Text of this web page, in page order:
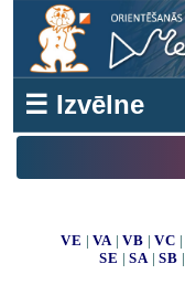
☰ Izvēlne
VE | VA | VB | VC |
SE | SA| SB |